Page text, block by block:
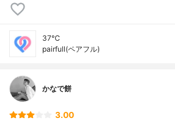
37℃
pairfull(ペアフル)
かなで餅
3.00